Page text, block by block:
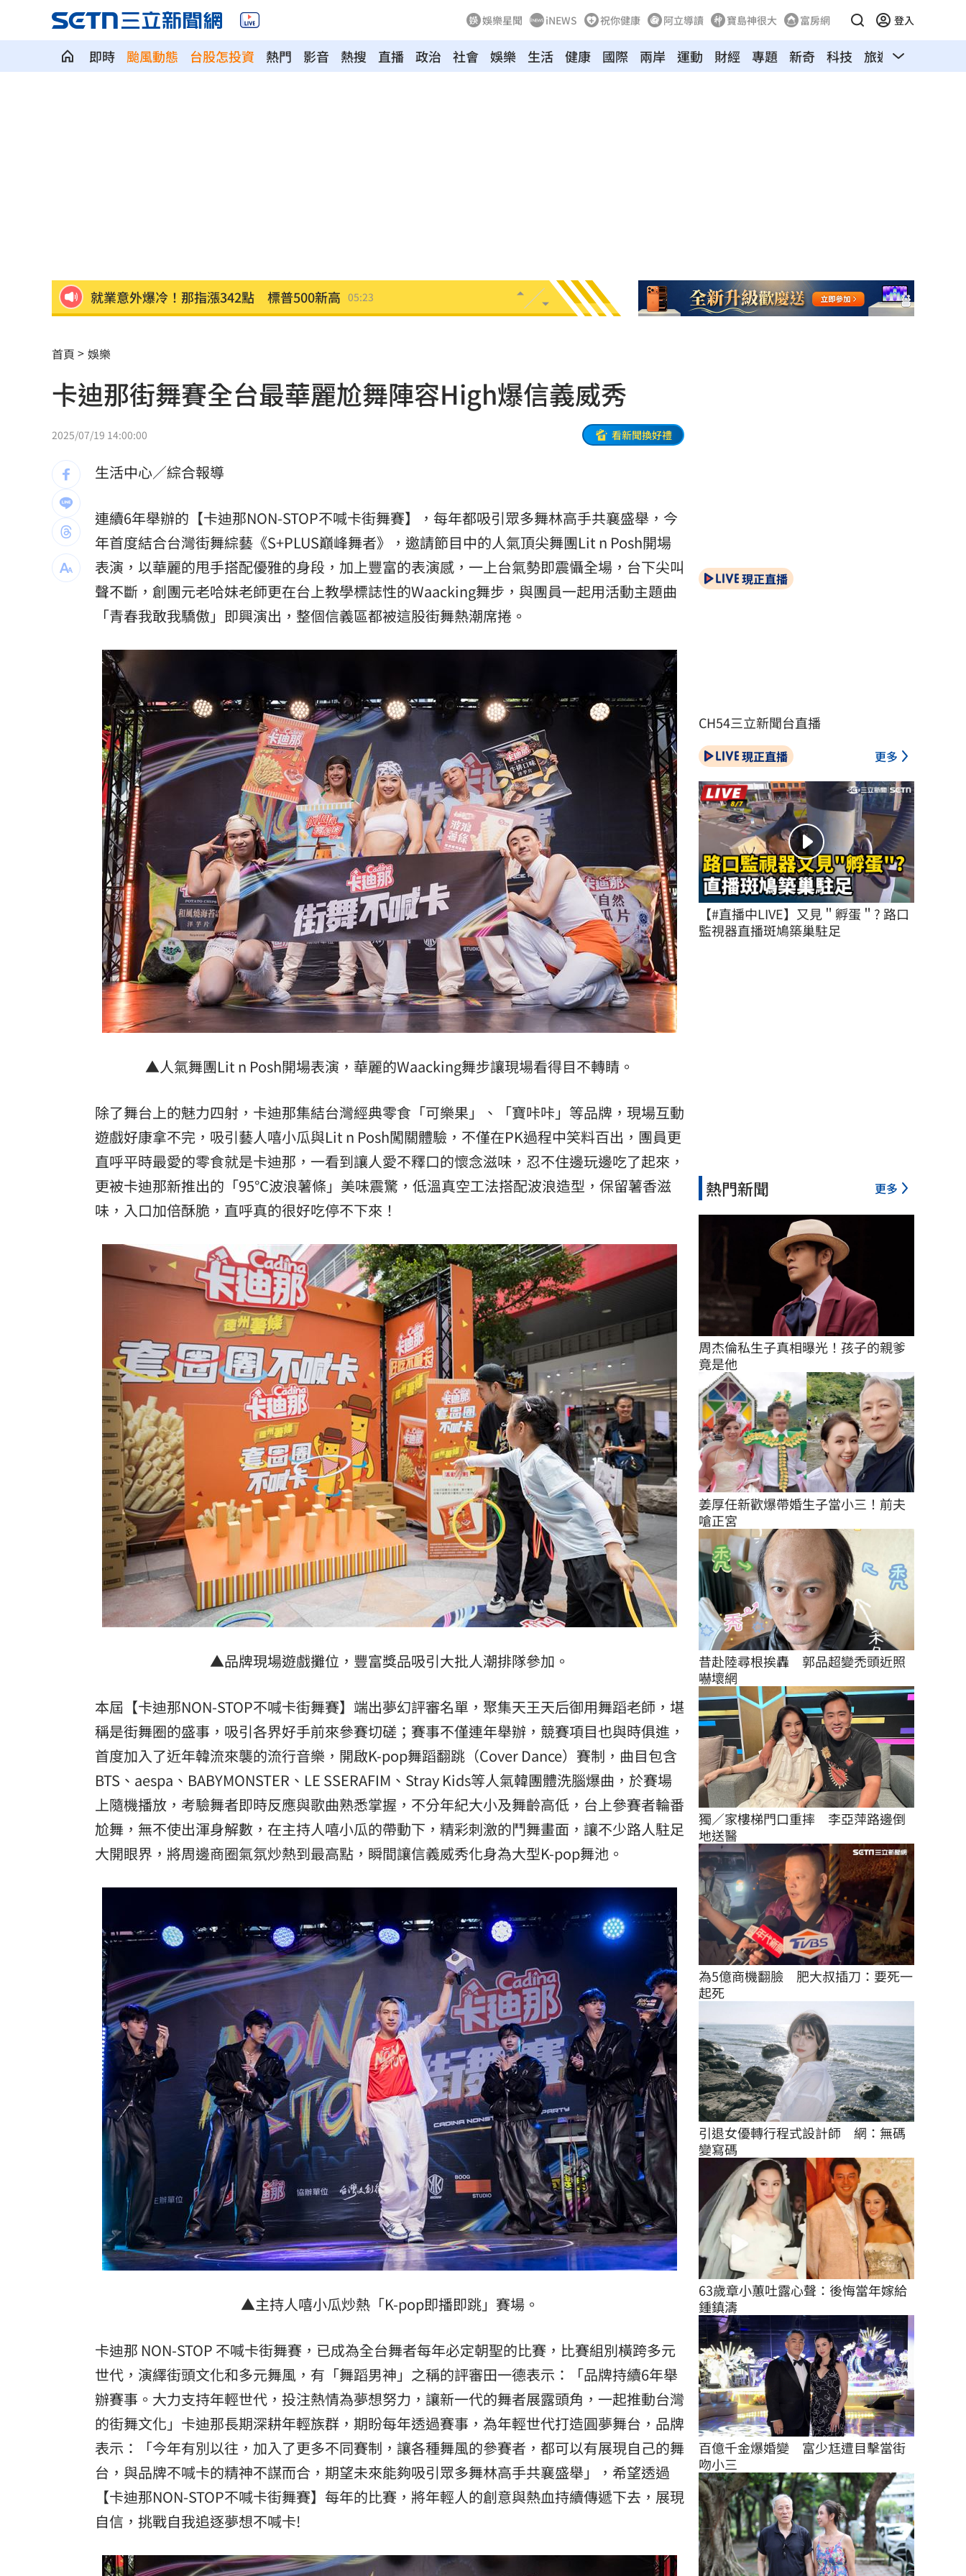
娛樂星聞 iNEWS 祝你健康 阿立導讀 寶島神很大 富房網 登入
即時 颱風動態 台股怎投資 熱門 影音 熱搜 直播 政治 社會 娛樂 生活 健康 國際 兩岸 運動 財經 專題 新奇 科技 旅遊 汽車
就業意外爆冷！那指漲342點 標普500新高 05:23
日本銀髮族瘋工作 逾4成想做到80歲
解散統促黨？他曝翁曉玲一招：恐白忙一場 04:58
疫苗真相！蔣萬安嗆一句 謝金河痛心發聲
股災這8檔規模逆勢創高 它最猛成長逾10%
半導體與綠能雙箭頭！ 「它」霸氣狂賺 04:04
華許9月升息？ING：匯市在他與戰爭間拉鋸 03:10
老後離婚財產怎麼分？ 丈夫退休金拒分 03:08
「這餐飲集團」擺脫陰霾！上半年營收創高 03:06
賓士S500擋浩劫！車主這話暖哭全網
台股暴跌誰最能扛 高含金這幾檔繳正報酬 01:45
Q2獲利年增221% 愛普*EPS衝4.18元！ 01:20
宏福苑大火調查出爐！菸頭引燃施工雜物 01:17
定投10年翻逾5倍 這檔吸引存股族卡位！ 01:03
新／四指齊揚！台指期飆破500點 00:48
台灣彩券開獎直播中 20:31
LIVE三立+24小時直播 15:27
三立iNEWS新聞台線上直播 18:00
商場戰國來臨 台中「頂奢大道」逐漸成形 12:00
台彩父親節推新刮刮樂千萬頭獎超「爸」氣 12:00
「拍片人的多重宇宙」職涯論壇9/12登場！ 10:30
8國球員齊聚高雄 Formosa 7s掀足球熱潮 10:00
首頁 娛樂
卡迪那街舞賽全台最華麗尬舞陣容High爆信義威秀
2025/07/19 14:00:00 看新聞換好禮
生活中心／綜合報導
連續6年舉辦的【卡迪那NON-STOP不喊卡街舞賽】，每年都吸引眾多舞林高手共襄盛舉，今
年首度結合台灣街舞綜藝《S+PLUS巔峰舞者》，邀請節目中的人氣頂尖舞團Lit n Posh開場
表演，以華麗的甩手搭配優雅的身段，加上豐富的表演感，一上台氣勢即震懾全場，台下尖叫
聲不斷，創團元老哈妹老師更在台上教學標誌性的Waacking舞步，與團員一起用活動主題曲
「青春我敢我驕傲」即興演出，整個信義區都被這股街舞熱潮席捲。
▲人氣舞團Lit n Posh開場表演，華麗的Waacking舞步讓現場看得目不轉睛。
除了舞台上的魅力四射，卡迪那集結台灣經典零食「可樂果」、「寶咔咔」等品牌，現場互動
遊戲好康拿不完，吸引藝人嘻小瓜與Lit n Posh闖關體驗，不僅在PK過程中笑料百出，團員更
直呼平時最愛的零食就是卡迪那，一看到讓人愛不釋口的懷念滋味，忍不住邊玩邊吃了起來，
更被卡迪那新推出的「95℃波浪薯條」美味震驚，低溫真空工法搭配波浪造型，保留薯香滋
味，入口加倍酥脆，直呼真的很好吃停不下來！
▲​品牌現場遊戲攤位，豐富獎品吸引大批人潮排隊參加。
本屆【卡迪那NON-STOP不喊卡街舞賽】端出夢幻評審名單，聚集天王天后御用舞蹈老師，堪
稱是街舞圈的盛事，吸引各界好手前來參賽切磋；賽事不僅連年舉辦，競賽項目也與時俱進，
首度加入了近年韓流來襲的流行音樂，開啟K-pop舞蹈翻跳（Cover Dance）賽制，曲目包含
BTS、aespa、BABYMONSTER、LE SSERAFIM、Stray Kids等人氣韓團體洗腦爆曲，於賽場
上隨機播放，考驗舞者即時反應與歌曲熟悉掌握，不分年紀大小及舞齡高低，台上參賽者輪番
尬舞，無不使出渾身解數，在主持人嘻小瓜的帶動下，精彩刺激的鬥舞畫面，讓不少路人駐足
大開眼界，將周邊商圈氣氛炒熱到最高點，瞬間讓信義威秀化身為大型K-pop舞池。
▲主持人嘻小瓜炒熱「K-pop即播即跳」賽場。
卡迪那 NON-STOP 不喊卡街舞賽，已成為全台舞者每年必定朝聖的比賽，比賽組別橫跨多元
世代，演繹街頭文化和多元舞風，有「舞蹈男神」之稱的評審田一德表示：「品牌持續6年舉
辦賽事。大力支持年輕世代，投注熱情為夢想努力，讓新一代的舞者展露頭角，一起推動台灣
的街舞文化」卡迪那長期深耕年輕族群，期盼每年透過賽事，為年輕世代打造圓夢舞台，品牌
表示：「今年有別以往，加入了更多不同賽制，讓各種舞風的參賽者，都可以有展現自己的舞
台，與品牌不喊卡的精神不謀而合，期望未來能夠吸引眾多舞林高手共襄盛舉」，希望透過
【卡迪那NON-STOP不喊卡街舞賽】每年的比賽，將年輕人的創意與熱血持續傳遞下去，展現
自信，挑戰自我追逐夢想不喊卡!
現正直播
CH54三立新聞台直播
現正直播 更多
【#直播中LIVE】又見＂孵蛋＂? 路口
監視器直播斑鳩築巢駐足
熱門新聞 更多
周杰倫私生子真相曝光！孩子的親爹
竟是他
姜厚任新歡爆帶婚生子當小三！前夫
嗆正宮
昔赴陸尋根挨轟　郭品超變禿頭近照
嚇壞網
獨／家樓梯門口重摔　李亞萍路邊倒
地送醫
為5億商機翻臉　肥大叔插刀：要死一
起死
引退女優轉行程式設計師　網：無碼
變寫碼
63歲章小蕙吐露心聲：後悔當年嫁給
鍾鎮濤
百億千金爆婚變　富少尪遭目擊當街
吻小三